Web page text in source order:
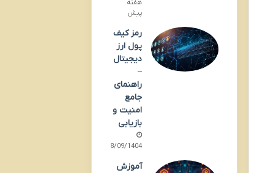
هفته
پیش
رمز کیف
پول ارز
دیجیتال
–
راهنمای
جامع
امنیت و
بازیابی
28/09/1404
آموزش